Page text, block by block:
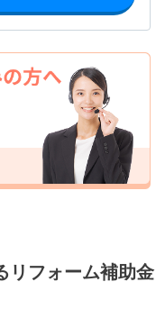
リフォーム補助金